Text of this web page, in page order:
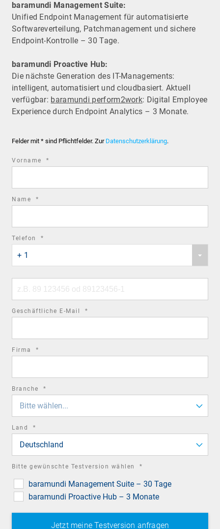
baramundi Management Suite:
Unified Endpoint Management für automatisierte
Software­verteilung, Patchmanagement und sichere
Endpoint-Kontrolle – 30 Tage.
baramundi Proactive Hub:
Die nächste Generation des IT-Managements:
intelligent, automatisiert und cloudbasiert. Aktuell
verfügbar: baramundi perform2work: Digital Employee
Experience durch Endpoint Analytics – 3 Monate.
Felder mit * sind Pflichtfelder. Zur Datenschutzerklärung.
Vorname *
Name *
Telefon *
country
code
+ 1
number
Geschäftliche E-Mail *
Firma *
Branche *
Bitte wählen...
Land *
Deutschland
Bitte gewünschte Testversion wählen *
baramundi Management Suite – 30 Tage
baramundi Proactive Hub – 3 Monate